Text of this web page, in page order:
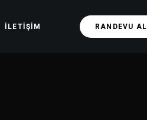
İLETIŞIM RANDEVU AL